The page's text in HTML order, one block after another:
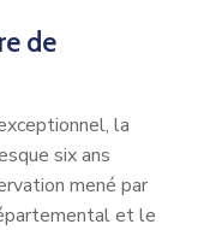
de
la
six ans
mené par
et le